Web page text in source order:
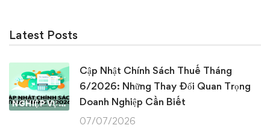
Latest Posts
NGHIỆP VỤ KẾ TOÁN & THUẾ
Cập Nhật Chính Sách Thuế Tháng
6/2026: Những Thay Đổi Quan Trọng
Doanh Nghiệp Cần Biết
07/07/2026